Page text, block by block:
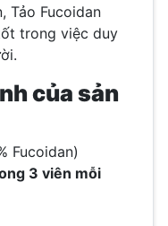
Tảo Fucoidan
trong việc duy
của sản
Fucoidan)
3 viên mỗi